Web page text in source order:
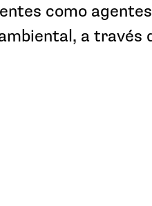
como agentes
a través